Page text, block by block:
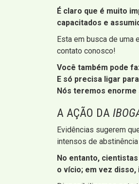
É claro que é muito
capacitados e
Esta em busca de uma
contato conosco!
Você também pode
E só precisa ligar
Nós teremos
A AÇÃO DA
Evidências sugerem
intensos de
No entanto,
o vício; em vez